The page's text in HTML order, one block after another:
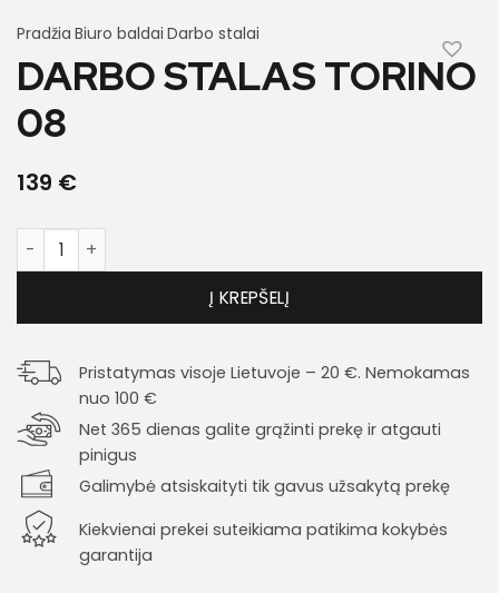
Pradžia Biuro baldai Darbo stalai
DARBO STALAS TORINO
08
139 €
produkto kiekis: Darbo stalas Torino 08
Į KREPŠELĮ
Pristatymas visoje Lietuvoje – 20 €. Nemokamas
nuo 100 €
Net 365 dienas galite grąžinti prekę ir atgauti
pinigus
Galimybė atsiskaityti tik gavus užsakytą prekę
Kiekvienai prekei suteikiama patikima kokybės
garantija